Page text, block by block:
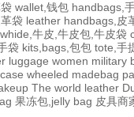
wallet,钱包 handbags,
袋 leather handbags,皮
牛皮,牛皮包,牛皮袋
袋 kits,bags,包包 tote,手
luggage women military
wheeled madebag
The world leather
果冻包,jelly bag 皮具商